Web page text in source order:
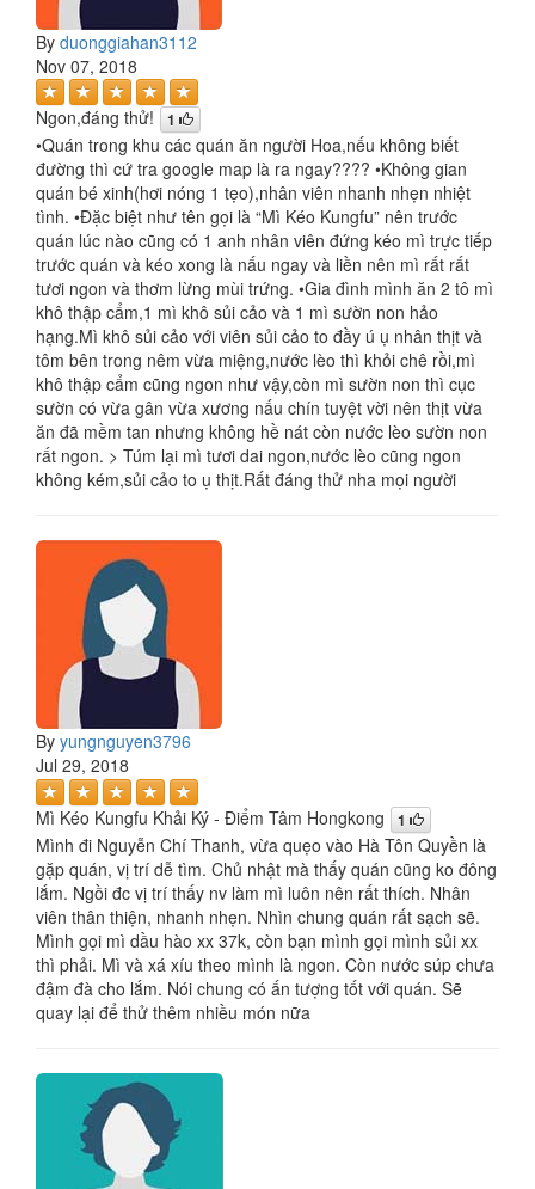
By duonggiahan3112
Nov 07, 2018
Ngon,đáng thử! 1
•Quán trong khu các quán ăn người Hoa,nếu không biết
đường thì cứ tra google map là ra ngay???? •Không gian
quán bé xinh(hơi nóng 1 tẹo),nhân viên nhanh nhẹn nhiệt
tình. •Đặc biệt như tên gọi là “Mì Kéo Kungfu” nên trước
quán lúc nào cũng có 1 anh nhân viên đứng kéo mì trực tiếp
trước quán và kéo xong là nấu ngay và liền nên mì rất rất
tươi ngon và thơm lừng mùi trứng. •Gia đình mình ăn 2 tô mì
khô thập cẩm,1 mì khô sủi cảo và 1 mì sườn non hảo
hạng.Mì khô sủi cảo với viên sủi cảo to đầy ú ụ nhân thịt và
tôm bên trong nêm vừa miệng,nước lèo thì khỏi chê rồi,mì
khô thập cẩm cũng ngon như vậy,còn mì sườn non thì cục
sườn có vừa gân vừa xương nấu chín tuyệt vời nên thịt vừa
ăn đã mềm tan nhưng không hề nát còn nước lèo sườn non
rất ngon. > Túm lại mì tươi dai ngon,nước lèo cũng ngon
không kém,sủi cảo to ụ thịt.Rất đáng thử nha mọi người
By yungnguyen3796
Jul 29, 2018
Mì Kéo Kungfu Khải Ký - Điểm Tâm Hongkong 1
Mình đi Nguyễn Chí Thanh, vừa quẹo vào Hà Tôn Quyền là
gặp quán, vị trí dễ tìm. Chủ nhật mà thấy quán cũng ko đông
lắm. Ngồi đc vị trí thấy nv làm mì luôn nên rất thích. Nhân
viên thân thiện, nhanh nhẹn. Nhìn chung quán rất sạch sẽ.
Mình gọi mì dầu hào xx 37k, còn bạn mình gọi mình sủi xx
thì phải. Mì và xá xíu theo mình là ngon. Còn nước súp chưa
đậm đà cho lắm. Nói chung có ấn tượng tốt với quán. Sẽ
quay lại để thử thêm nhiều món nữa